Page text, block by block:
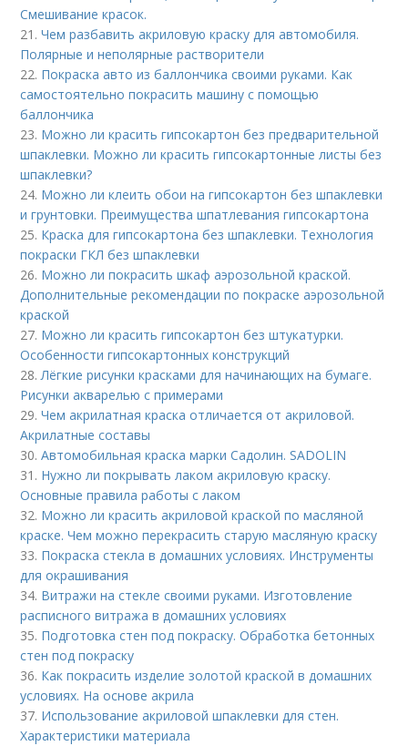
Смешивание красок.
21.Чем разбавить акриловую краску для автомобиля.
Полярные и неполярные растворители
22. Покраска авто из баллончика своими руками. Как
самостоятельно покрасить машину с помощью
баллончика
23. Можно ли красить гипсокартон без предварительной
шпаклевки. Можно ли красить гипсокартонные листы без
шпаклевки?
24. Можно ли клеить обои на гипсокартон без шпаклевки
и грунтовки. Преимущества шпатлевания гипсокартона
25. Краска для гипсокартона без шпаклевки. Технология
покраски ГКЛ без шпаклевки
26. Можно ли покрасить шкаф аэрозольной краской.
Дополнительные рекомендации по покраске аэрозольной
краской
27. Можно ли красить гипсокартон без штукатурки.
Особенности гипсокартонных конструкций
28.Лёгкие рисунки красками для начинающих на бумаге.
Рисунки акварелью с примерами
29.Чем акрилатная краска отличается от акриловой.
Акрилатные составы
30.Автомобильная краска марки Садолин. SADOLIN
31. Нужно ли покрывать лаком акриловую краску.
Основные правила работы с лаком
32. Можно ли красить акриловой краской по масляной
краске. Чем можно перекрасить старую масляную краску
33. Покраска стекла в домашних условиях. Инструменты
для окрашивания
34. Витражи на стекле своими руками. Изготовление
расписного витража в домашних условиях
35. Подготовка стен под покраску. Обработка бетонных
стен под покраску
36. Как покрасить изделие золотой краской в домашних
условиях. На основе акрила
37. Использование акриловой шпаклевки для стен.
Характеристики материала